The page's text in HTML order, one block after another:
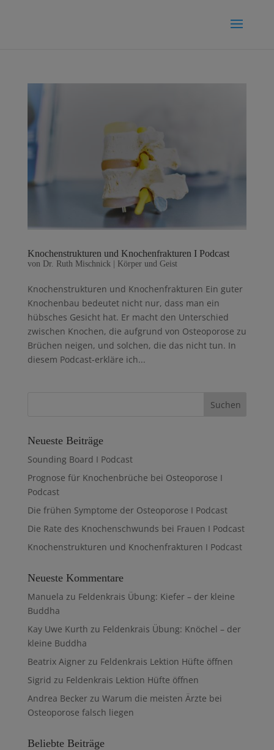
Knochenstrukturen und Knochenfrakturen I Podcast
von Dr. Ruth Mischnick Körper und Geist
Knochenstrukturen und Knochenfrakturen Ein guter
Knochenbau bedeutet nicht nur, dass man ein
hübsches Gesicht hat. Er macht den Unterschied
zwischen Knochen, die aufgrund von Osteoporose zu
Brüchen neigen, und solchen, die das nicht tun. In
diesem Podcast-erkläre ich...
Neueste Beiträge
Sounding Board I Podcast
Prognose für Knochenbrüche bei Osteoporose I
Podcast
Die frühen Symptome der Osteoporose I Podcast
Die Rate des Knochenschwunds bei Frauen I Podcast
Knochenstrukturen und Knochenfrakturen I Podcast
Neueste Kommentare
Manuela zu Feldenkrais Übung: Kiefer – der kleine
Buddha
Kay Uwe Kurth zu Feldenkrais Übung: Knöchel – der
kleine Buddha
Beatrix Aignerzu Feldenkrais Lektion Hüfte öffnen
Sigrid zu Feldenkrais Lektion Hüfte öffnen
Andrea Beckerzu Warum die meisten Ärzte bei
Osteoporose falsch liegen
Beliebte Beiträge